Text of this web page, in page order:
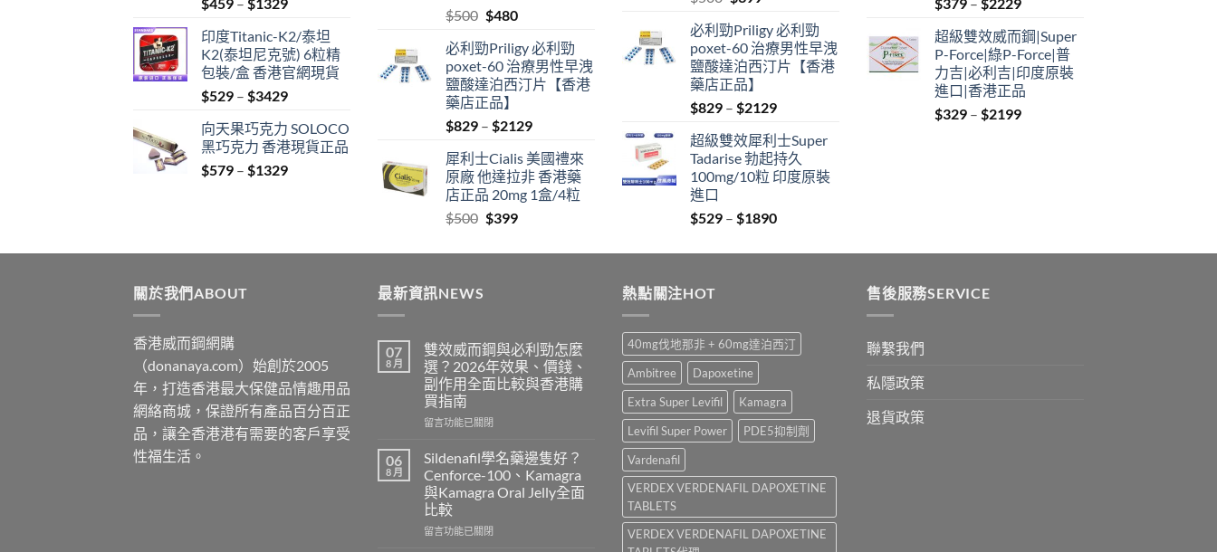
$459 – $1329
$459
through
$1329
印度Titanic-K2/泰坦
K2(泰坦尼克號) 6粒精
包裝/盒 香港官網現貨
$529 – $3429Price
$529
through
$3429
向天果巧克力 SOLOCO
黑巧克力 香港現貨正品
$579 – $1329Price
$500 Original
was:
$500.
$480Current
is:
$480.
必利勁Priligy 必利勁
poxet-60 治療男性早洩
鹽酸達泊西汀片【香港
藥店正品】
$829 – $2129Price
$829
through
$2129
犀利士Cialis 美國禮來
原廠 他達拉非 香港藥
店正品 20mg 1盒/4粒
$500 Original
was:
$399Current
is:
was:
$500.
is:
$399.
必利勁Priligy 必利勁
poxet-60 治療男性早洩
鹽酸達泊西汀片【香港
藥店正品】
$829 – $2129Price
$829
through
$2129
超級雙效犀利士Super
Tadarise 勃起持久
100mg/10粒 印度原裝
進口
$529 – $1890Price
$529
$379 – $2229
$379
through
$2229
超級雙效威而鋼|Super
P-Force|綠P-Force|普
力吉|必利吉|印度原裝
進口|香港正品
$329 – $2199Price
關於我們ABOUT
香港威而鋼網購
（donanaya.com）始創於2005
年，打造香港最大保健品情趣用品
網絡商城，保證所有產品百分百正
品，讓全香港港有需要的客戶享受
性福生活。
最新資訊NEWS
07
8 月
雙效威而鋼與必利勁怎麼
選？2026年效果、價錢、
副作用全面比較與香港購
買指南
在
效
威
而
鋼
與
必
留言功能已關閉
06
8 月
Sildenafil學名藥邊隻好？
Cenforce-100、Kamagra
與Kamagra Oral Jelly全面
比較
在
留言功能已關閉
熱點關注HOT
40mg伐地那非 + 60mg達泊西汀
Ambitree
Dapoxetine
Extra Super Levifil
Kamagra
Levifil Super Power
PDE5抑制劑
Vardenafil
VERDEX VERDENAFIL DAPOXETINE
TABLETS
VERDEX VERDENAFIL DAPOXETINE
售後服務SERVICE
聯繫我們
私隱政策
退貨政策